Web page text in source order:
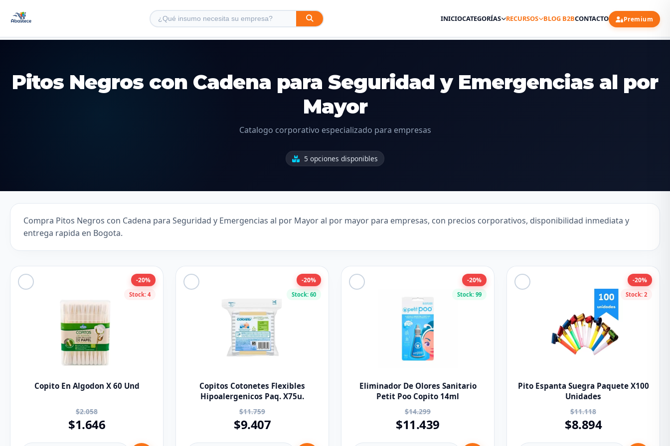
INICIOCATEGORÍAS RECURSOS BLOG B2BCONTACTO Premium
Pitos Negros con Cadena para Seguridad y Emergencias al por
Mayor
Catalogo corporativo especializado para empresas
5 opciones disponibles
Compra Pitos Negros con Cadena para Seguridad y Emergencias al por Mayor al por mayor para empresas, con precios corporativos, disponibilidad inmediata y
entrega rapida en Bogota.
Stock: 4
-20%
Copito En Algodon X 60 Und
$2.058
$1.646
Stock: 60
-20%
Copitos Cotonetes Flexibles
Hipoalergenicos Paq. X75u.
$11.759
$9.407
Stock: 99
-20%
Eliminador De Olores Sanitario
Petit Poo Copito 14ml
$14.299
$11.439
Stock: 2
-20%
Pito Espanta Suegra Paquete X100
Unidades
$11.118
$8.894